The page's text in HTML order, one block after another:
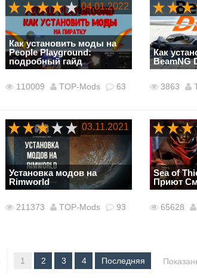
04.01.2022
Как установить моды на
People Playground:
подробный гайд
110009 TOP-Mods 63
Как
BeamNG
3863
03.11.2021
Установка модов на
Rimworld
211373 TOP-Mods 93
Sea of
Приют
65628
1 2 3 4 Последняя